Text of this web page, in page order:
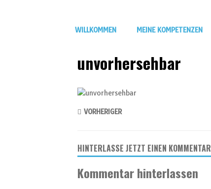
WILLKOMMEN MEINE KOMPETENZEN
unvorhersehbar
VORHERIGER
HINTERLASSE JETZT EINEN KOMMENTAR
Kommentar hinterlassen